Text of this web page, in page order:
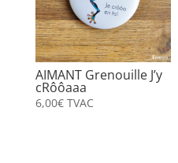
AIMANT Grenouille J’y
cRôôaaa
6,00€ TVAC